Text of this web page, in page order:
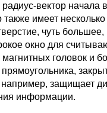
вектор на­чала
имеет несколько
чуть
окно для
головок и
защищает
информации.